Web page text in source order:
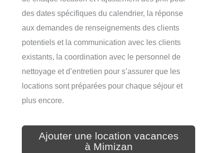
des dates spécifiques du calendrier, la réponse
aux demandes de renseignements des clients
potentiels et la communication avec les clients
existants, la coordination avec le personnel de
nettoyage et d’entretien pour s’assurer que les
locations sont préparées pour chaque séjour et
plus encore.
Ajouter une location vacances
à Mimizan